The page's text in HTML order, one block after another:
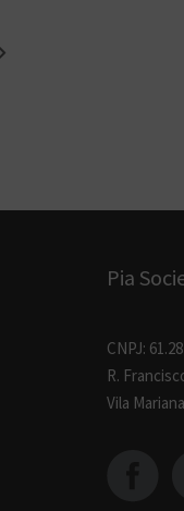
Pia
CNPJ:
R.
Vila